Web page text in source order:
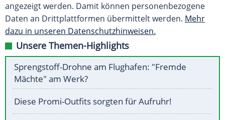
angezeigt werden. Damit können personenbezogene
Daten an Drittplattformen übermittelt werden. Mehr
dazu in unseren Datenschutzhinweisen.
Unsere Themen-Highlights
Sprengstoff-Drohne am Flughafen: "Fremde
Mächte" am Werk?
Diese Promi-Outfits sorgten für Aufruhr!